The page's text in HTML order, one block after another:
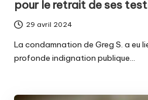
pour le retrait de ses
29 avril 2024
La condamnation de Greg S. a eu
profonde indignation publique…